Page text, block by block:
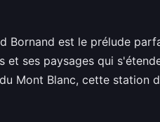
Bornand est le prélude
et ses paysages qui
Mont Blanc, cette station